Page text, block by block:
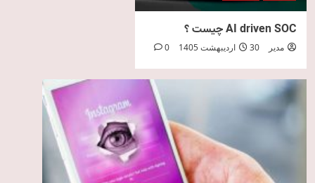
AI driven SOC چیست ؟
مدیر 30 اردیبهشت 1405 0